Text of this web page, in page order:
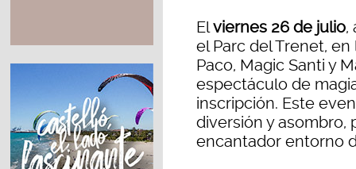
Elviernes 26 de julio,
el Parc del Trenet,
Paco, Magic Santi y
espectáculo de
inscripción. Este
diversión y asombro,
encantador entorno